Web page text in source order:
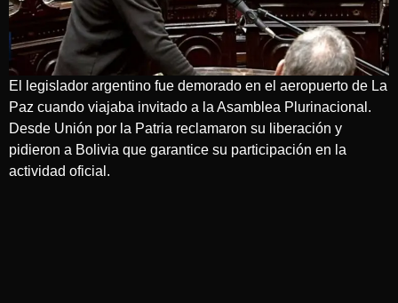
El legislador argentino fue demorado en el aeropuerto de La
Paz cuando viajaba invitado a la Asamblea Plurinacional.
Desde Unión por la Patria reclamaron su liberación y
pidieron a Bolivia que garantice su participación en la
actividad oficial.